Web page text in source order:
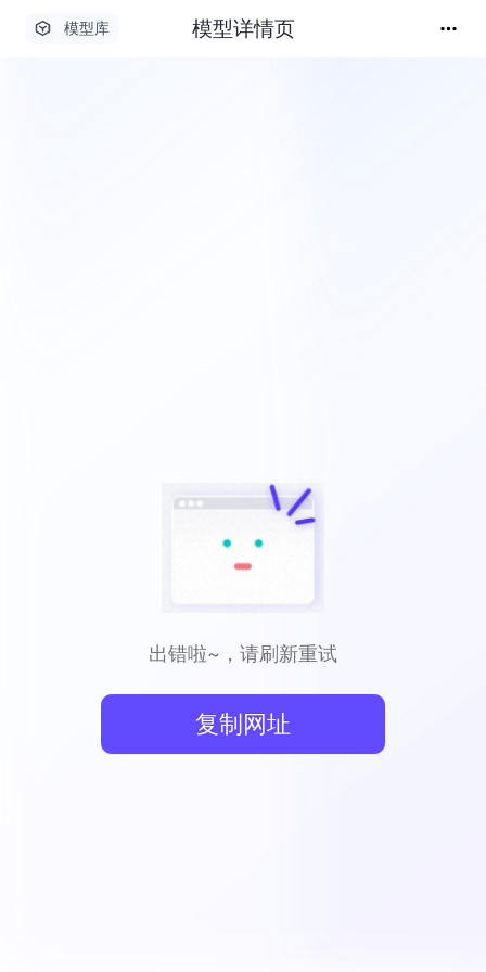
模型库 模型详情页
出错啦~，请刷新重试
复制网址